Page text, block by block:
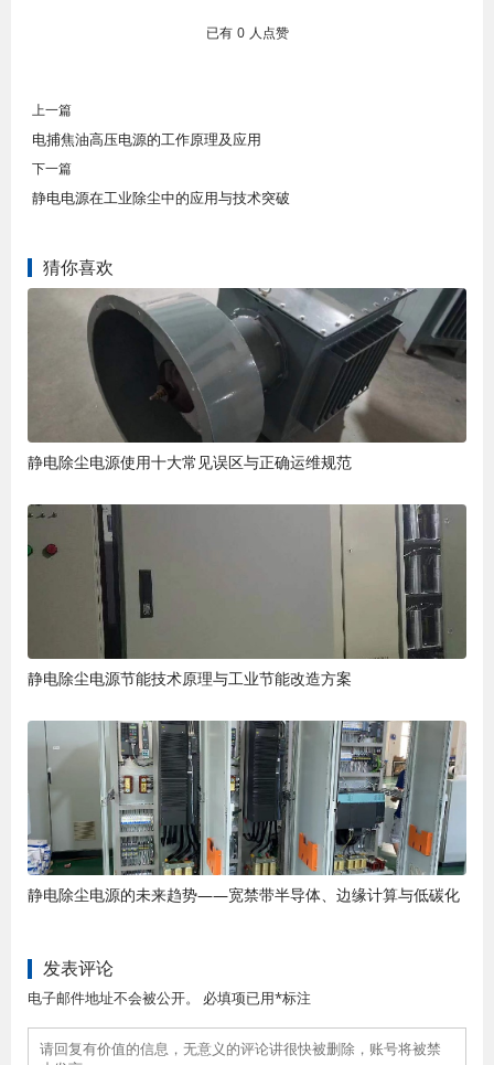
已有 0 人点赞
上一篇
电捕焦油高压电源的工作原理及应用
下一篇
静电电源在工业除尘中的应用与技术突破
猜你喜欢
静电除尘电源使用十大常见误区与正确运维规范
静电除尘电源节能技术原理与工业节能改造方案
静电除尘电源的未来趋势——宽禁带半导体、边缘计算与低碳化
发表评论
电子邮件地址不会被公开。 必填项已用*标注